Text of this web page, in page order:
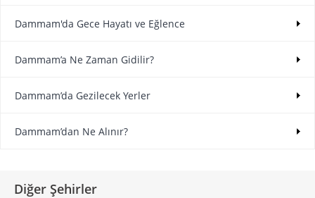
Dammam'da Gece Hayatı ve Eğlence
Dammam’a Ne Zaman Gidilir?
Dammam’da Gezilecek Yerler
Dammam’dan Ne Alınır?
Diğer Şehirler